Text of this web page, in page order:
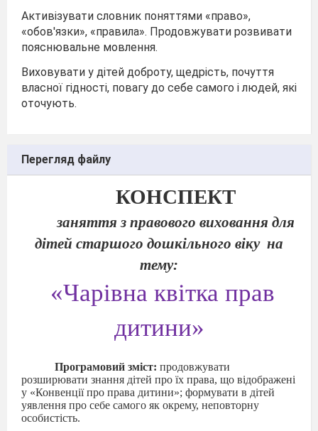
Активізувати словник поняттями «право»,
«обов'язки», «правила». Продовжувати розвивати
пояснювальне мовлення.
Виховувати у дітей доброту, щедрість, почуття
власної гідності, повагу до себе самого і людей, які
оточують.
Перегляд файлу
КОНСПЕКТ
заняття з правового виховання для
дітей старшого дошкільного віку на
тему:
«Чарівна квітка прав
дитини»
Програмовий зміст: продовжувати
розширювати знання дітей про їх права, що відображені
у «Конвенції про права дитини»; формувати в дітей
уявлення про себе самого як окрему, неповторну
особистість.